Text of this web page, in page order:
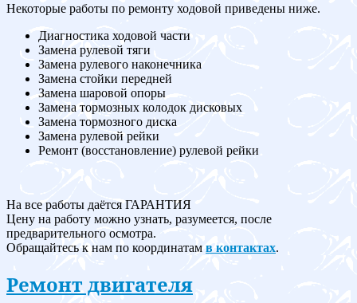
Некоторые работы по ремонту ходовой приведены ниже.
Диагностика ходовой части
Замена рулевой тяги
Замена рулевого наконечника
Замена стойки передней
Замена шаровой опоры
Замена тормозных колодок дисковых
Замена тормозного диска
Замена рулевой рейки
Ремонт (восстановление) рулевой рейки
На все работы даётся ГАРАНТИЯ
Цену на работу можно узнать, разумеется, после
предварительного осмотра.
Обращайтесь к нам по координатам в контактах.
Ремонт двигателя